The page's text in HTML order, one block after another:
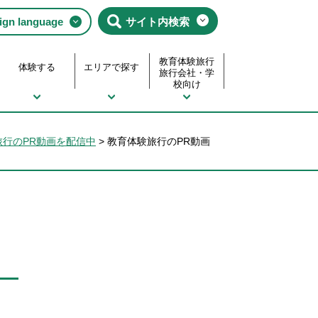
language サイト内検索
体験する エリアで探す
教育体験旅行
旅行会社・学
校向け
のPR動画を配信中 > 教育体験旅行のPR動画